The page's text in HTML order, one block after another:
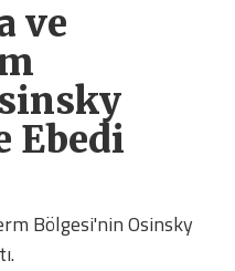
ve
Ebedi
Bölgesi'nin Osinsky